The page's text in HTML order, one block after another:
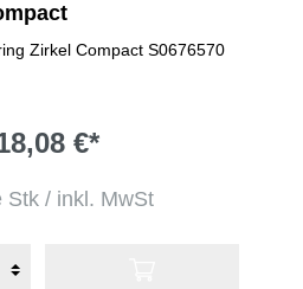
Zirkel Compact S0676570
€*
Stk / inkl. MwSt